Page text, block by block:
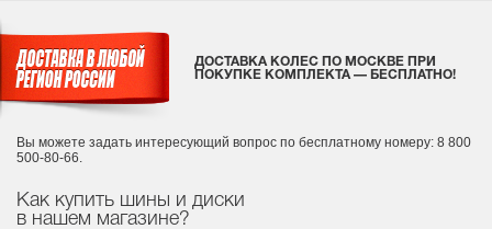
Как купить шины и диски
в нашем магазине?
ДОСТАВКА КОЛЕС ПО МОСКВЕ ПРИ
ПОКУПКЕ КОМПЛЕКТА — БЕСПЛАТНО!
Вы можете задать интересующий вопрос по бесплатному номеру: 8 800
500-80-66.